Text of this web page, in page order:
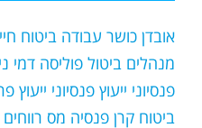
אובדן כושר עבודה ביטוח
מנהלים ביטול פוליסה דמי
פנסיוני ייעוץ פנסיוני ייעוץ
ביטוח קרן פנסיה מס רווחים